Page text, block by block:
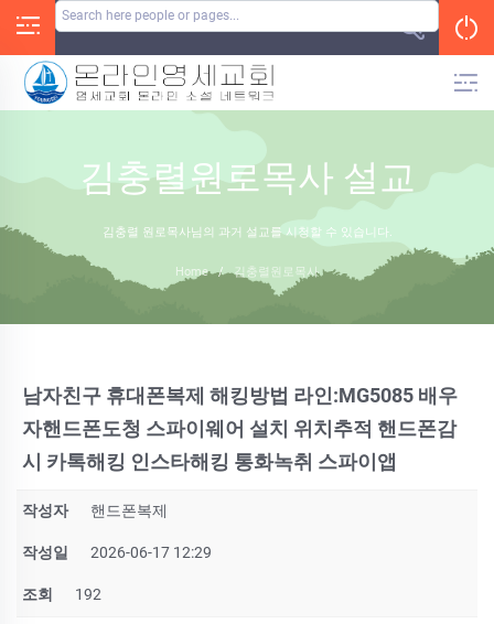
김충렬원로목사 설교
김충렬 원로목사님의 과거 설교를 시청할 수 있습니다.
Home / 김충렬원로목사
남자친구 휴대폰복제 해킹방법 라인:MG5085 배우
자핸드폰도청 스파이웨어 설치 위치추적 핸드폰감
시 카톡해킹 인스타해킹 통화녹취 스파이앱
작성자 핸드폰복제
작성일 2026-06-17 12:29
조회 192